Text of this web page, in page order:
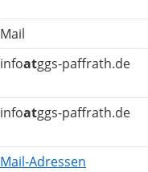
Mail
infoatggs-paffrath.de
infoatggs-paffrath.de
Mail-Adressen